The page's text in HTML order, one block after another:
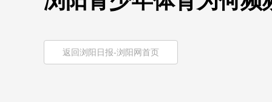
返回浏阳日报-浏阳网首页